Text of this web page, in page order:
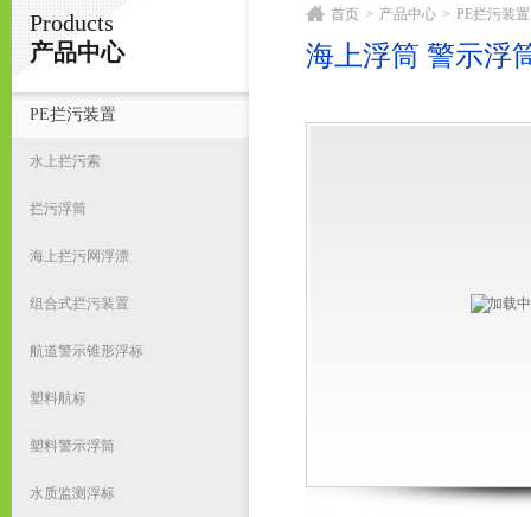
宁波君益塑业有限公司
Products
产品中心
PE拦污装置
水上拦污索
拦污浮筒
海上拦污网浮漂
组合式拦污装置
航道警示锥形浮标
塑料航标
塑料警示浮筒
水质监测浮标
首页 > 产品中心 > PE拦污装置
海上浮筒 警示浮